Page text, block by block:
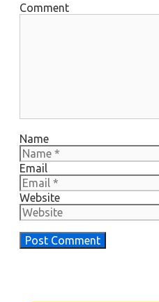
Comment
Name
Email
Website